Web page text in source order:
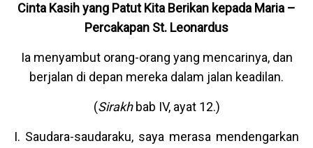
Cinta Kasih yang Patut Kita Berikan kepada Maria –
Percakapan St. Leonardus
Ia menyambut orang-orang yang mencarinya, dan
berjalan di depan mereka dalam jalan keadilan.
(Sirakhbab IV, ayat 12.)
I. Saudara-saudaraku, saya merasa mendengarkan